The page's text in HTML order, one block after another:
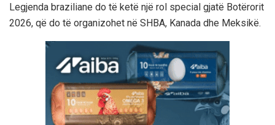
Legjenda braziliane do të ketë një rol special gjatë Botërorit
2026, që do të organizohet në SHBA, Kanada dhe Meksikë.